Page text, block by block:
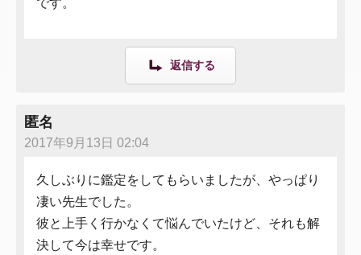
です。
返信する
匿名
2017年9月13日 02:04
久しぶりに鑑定をしてもらいましたが、やっぱり
凄い先生でした。
彼と上手く行かなくて悩んでいたけど、それも解
決して今は幸せです。